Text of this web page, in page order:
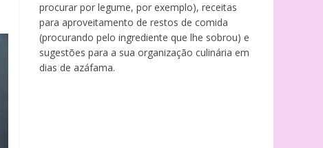
procurar por legume, por exemplo), receitas
para aproveitamento de restos de comida
(procurando pelo ingrediente que lhe sobrou) e
sugestões para a sua organização culinária em
dias de azáfama.